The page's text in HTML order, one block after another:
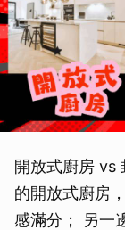
開放式廚房 vs
的開放式廚房
感滿分； 另一